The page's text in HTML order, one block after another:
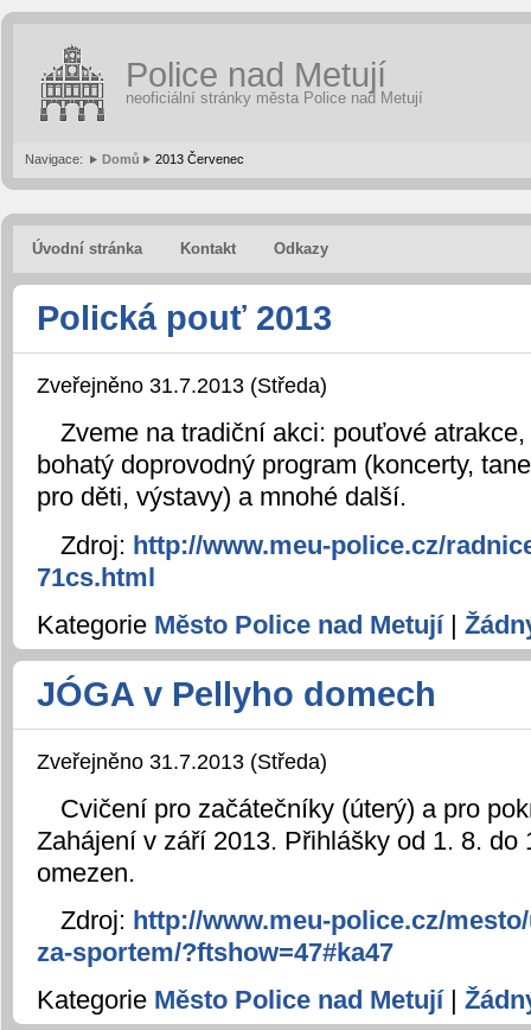
Police nad Metují
neoficiální stránky města Police nad Metují
Navigace: Domů 2013 Červenec
Úvodní stránka Kontakt Odkazy
Polická pouť 2013
Zveřejněno 31.7.2013 (Středa)
Zveme na tradiční akci: pouťové
bohatý doprovodný program (koncerty,
pro děti, výstavy) a mnohé další.
Zdroj: http://www.meu-police.cz/
71cs.html
Kategorie Město Police nad Metují|
JÓGA v Pellyho domech
Zveřejněno 31.7.2013 (Středa)
Cvičení pro začátečníky (úterý) a pro
Zahájení v září 2013. Přihlášky od 1. 8. do
omezen.
Zdroj: http://www.meu-police.cz/
za-sportem/?ftshow=47#ka47
Kategorie Město Police nad Metují|